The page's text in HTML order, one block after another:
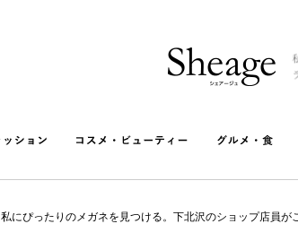
私にぴったりのメガネを見つける。下北沢のショップ店員が